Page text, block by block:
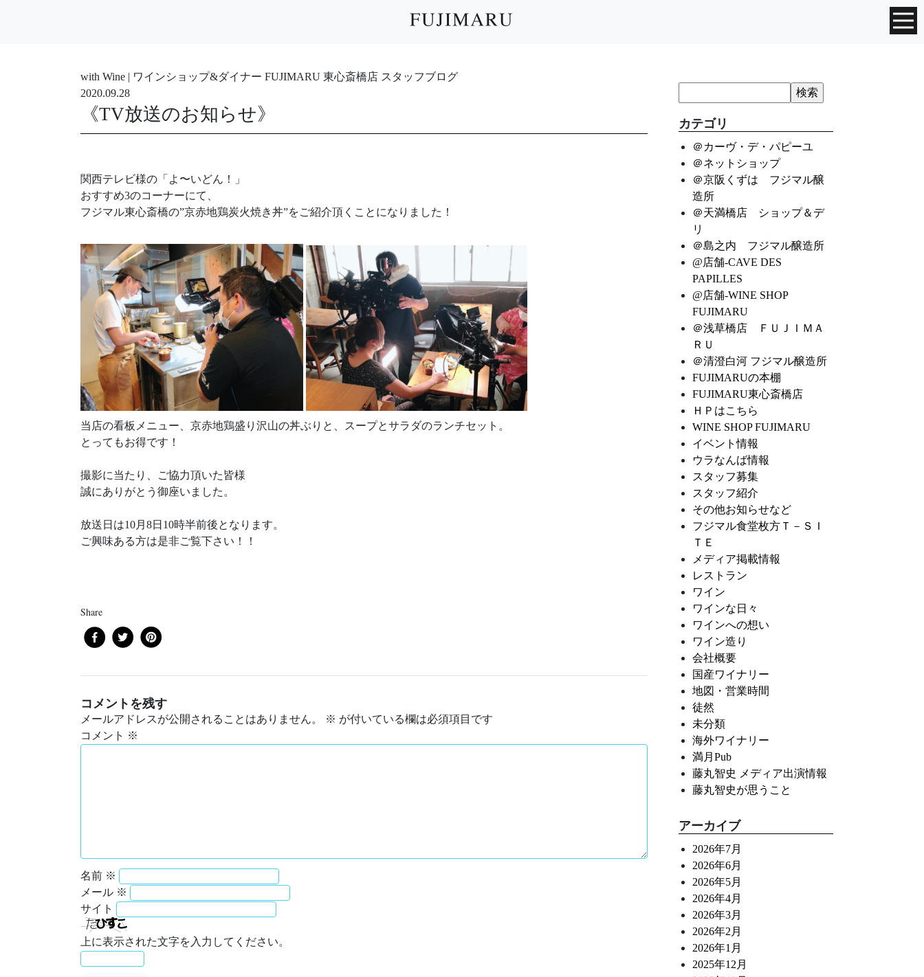
with Wine | ワインショップ&ダイナー FUJIMARU 東心斎橋店 スタッフブログ
2020.09.28
《TV放送のお知らせ》
関西テレビ様の「よ〜いどん！」
おすすめ3のコーナーにて、
フジマル東心斎橋の”京赤地鶏炭火焼き丼”をご紹介頂くことになりました！
当店の看板メニュー、京赤地鶏盛り沢山の丼ぶりと、スープとサラダのランチセット。
とってもお得です！
撮影に当たり、ご協力頂いた皆様
誠にありがとう御座いました。
放送日は10月8日10時半前後となります。
ご興味ある方は是非ご覧下さい！！
Share
コメントを残す
メールアドレスが公開されることはありません。 ※ が付いている欄は必須項目です
コメント ※
名前 ※
メール ※
サイト
上に表示された文字を入力してください。
カテゴリ
＠カーヴ・デ・パピーユ
＠ネットショップ
＠京阪くずは フジマル醸
造所
＠天満橋店 ショップ＆デ
リ
＠島之内 フジマル醸造所
@店舗-CAVE DES
PAPILLES
@店舗-WINE SHOP
FUJIMARU
＠浅草橋店 ＦＵＪＩＭＡ
ＲＵ
＠清澄白河 フジマル醸造所
FUJIMARUの本棚
FUJIMARU東心斎橋店
ＨＰはこちら
WINE SHOP FUJIMARU
イベント情報
ウラなんば情報
スタッフ募集
スタッフ紹介
その他お知らせなど
フジマル食堂枚方Ｔ－ＳＩ
ＴＥ
メディア掲載情報
レストラン
ワイン
ワインな日々
ワインへの想い
ワイン造り
会社概要
国産ワイナリー
地図・営業時間
徒然
未分類
海外ワイナリー
満月Pub
藤丸智史 メディア出演情報
藤丸智史が思うこと
アーカイブ
2026年7月
2026年6月
2026年5月
2026年4月
2026年3月
2026年2月
2026年1月
2025年12月